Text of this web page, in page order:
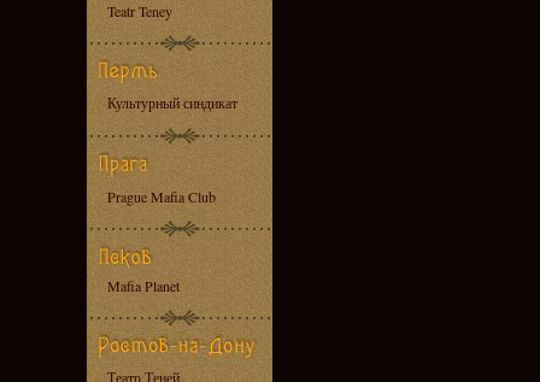
Teatr Teney
Культурный синдикат
Prague Mafia Club
Mafia Planet
Театр Теней